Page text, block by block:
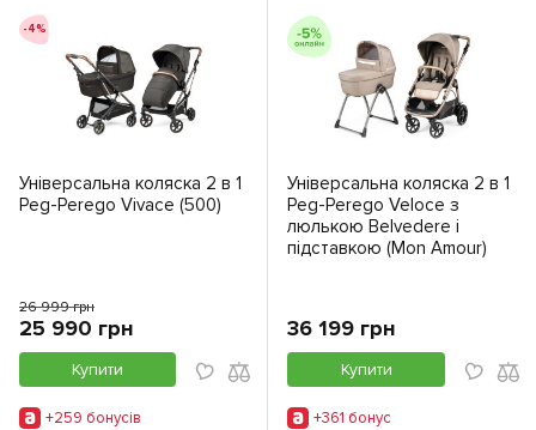
-4%
Універсальна коляска 2 в 1
Peg-Perego Vivace (500)
26 999 грн
25 990 грн
Купити
+259 бонусiв
Універсальна коляска 2 в 1
Peg-Perego Veloce з
люлькою Belvedere і
підставкою (Mon Amour)
36 199 грн
Купити
+361 бонус